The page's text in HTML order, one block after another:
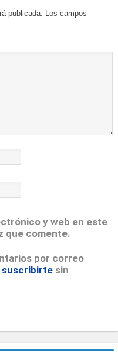
publicada. Los campos
y web en este
que comente.
por correo
suscribirtesin